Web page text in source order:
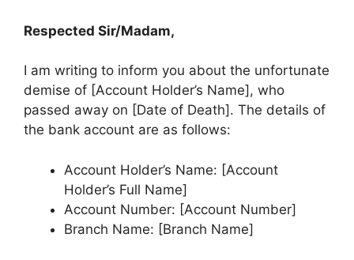
Respected Sir/Madam,
I am writing to inform you about the unfortunate
demise of [Account Holder’s Name], who
passed away on [Date of Death]. The details of
the bank account are as follows:
Account Holder’s Name: [Account
Holder’s Full Name]
Account Number: [Account Number]
Branch Name: [Branch Name]